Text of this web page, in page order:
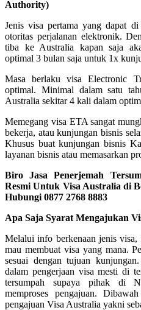
Authority)
Jenis visa pertama yang dapat
otoritas perjalanan elektronik.
tiba ke Australia kapan saja
optimal 3 bulan saja untuk 1x
Masa berlaku visa Electronic
optimal. Minimal dalam satu
Australia sekitar 4 kali dalam
Memegang visa ETA sangat
bekerja, atau kunjungan bisnis
Khusus buat kunjungan bisnis
layanan bisnis atau memasarkan
Biro Jasa Penerjemah
Resmi Untuk Visa Australia di
Hubungi 0877 2768 8883
Apa Saja Syarat Mengajukan
Melalui info berkenaan jenis
mau membuat visa yang mana.
sesuai dengan tujuan
dalam pengerjaan visa mesti di
tersumpah supaya pihak di
memproses pengajuan.
pengajuan Visa Australia yakni